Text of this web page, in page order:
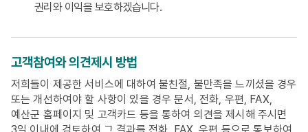
권리와 이익을 보호하겠습니다.
고객참여와 의견제시 방법
저희들이 제공한 서비스에 대하여 불친절, 불만족을 느끼셨을 경우
또는 개선하여야 할 사항이 있을 경우 문서, 전화, 우편, FAX,
예산군 홈페이지 및 고객카드 등을 통하여 의견을 제시해 주시면